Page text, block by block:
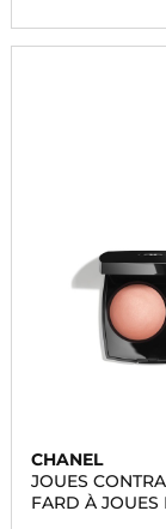
CHANEL
JOUES
FARD À JOUES